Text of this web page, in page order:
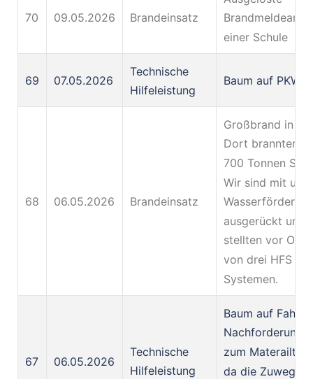
70 09.05.2026 Brandeinsatz
einer Schule
69 07.05.2026
Technische
Hilfeleistung
Baum auf PKW
68 06.05.2026 Brandeinsatz
Großbrand in
Dort brannten
700 Tonnen
Wir sind mit
ausgerückt und
stellten vor Ort
von drei HFS
Systemen.
67 06.05.2026
Technische
Hilfeleistung
Baum auf
Nachforderung
zum
da die